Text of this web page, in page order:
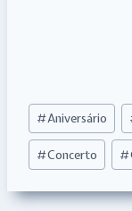
Post
Tags:
#Aniversário
#Concerto #